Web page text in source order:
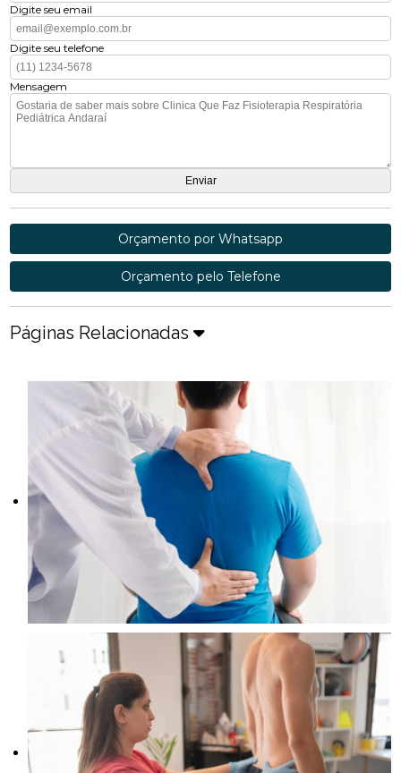
Digite seu email
Digite seu telefone
Mensagem
Orçamento por Whatsapp
Orçamento pelo Telefone
Páginas Relacionadas